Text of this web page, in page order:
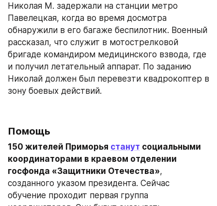
Николая М. задержали на станции метро
Павелецкая, когда во время досмотра
обнаружили в его багаже беспилотник. Военный
рассказал, что служит в мотострелковой
бригаде командиром медицинского взвода, где
и получил летательный аппарат. По заданию
Николай должен был перевезти квадрокоптер в
зону боевых действий.
Помощь
150 жителей Приморья станут социальными
координаторами в краевом отделении
госфонда «Защитники Отечества»,
созданного указом президента. Сейчас
обучение проходит первая группа